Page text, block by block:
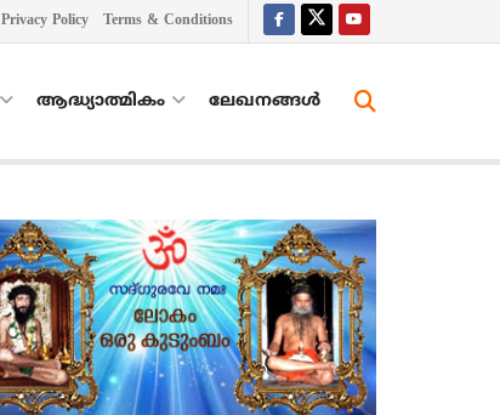
Privacy Policy Terms & Conditions
ആദ്ധ്യാത്മികം ലേഖനങ്ങള്‍